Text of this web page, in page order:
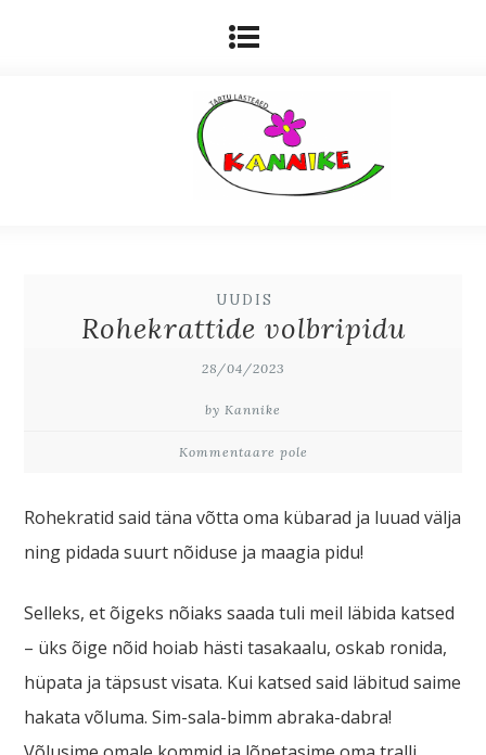
UUDIS
Rohekrattide volbripidu
28/04/2023
by Kannike
Kommentaare pole
Rohekratid said täna võtta oma kübarad ja luuad välja
ning pidada suurt nõiduse ja maagia pidu!
Selleks, et õigeks nõiaks saada tuli meil läbida katsed
– üks õige nõid hoiab hästi tasakaalu, oskab ronida,
hüpata ja täpsust visata. Kui katsed said läbitud saime
hakata võluma. Sim-sala-bimm abraka-dabra!